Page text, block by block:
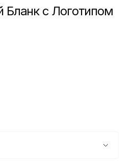
с Логотипом